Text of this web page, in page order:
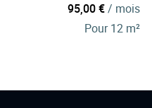
95,00 €/ mois
Pour 12 m²